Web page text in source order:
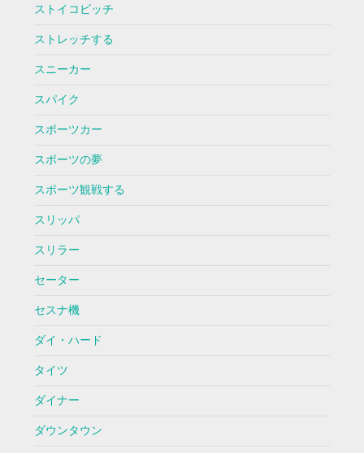
ストイコビッチ
ストレッチする
スニーカー
スパイク
スポーツカー
スポーツの夢
スポーツ観戦する
スリッパ
スリラー
セーター
セスナ機
ダイ・ハード
タイツ
ダイナー
ダウンタウン